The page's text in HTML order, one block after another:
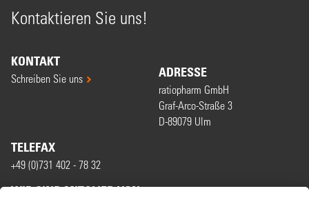
Kontaktieren Sie uns!
KONTAKT
Schreiben Sie uns ADRESSE
ratiopharm GmbH
Graf-Arco-Straße 3
D-89079 Ulm
TELEFAX
+49 (0)731 402 - 78 32
WIR SIND MITGLIED VON